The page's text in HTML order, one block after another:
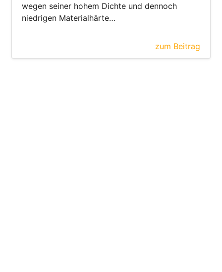
wegen seiner hohem Dichte und dennoch
niedrigen Materialhärte…
zum Beitrag